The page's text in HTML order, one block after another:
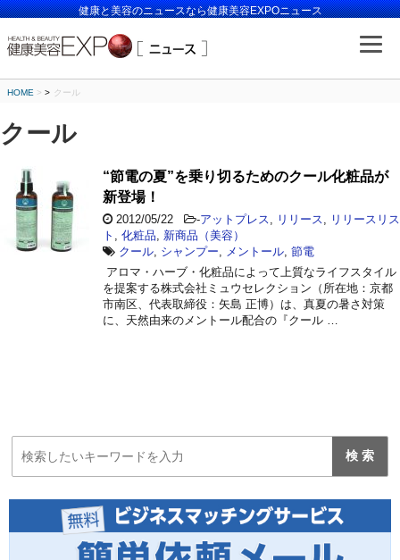
健康と美容のニュースなら健康美容EXPOニュース
HOME > クール
クール
“節電の夏”を乗り切るためのクール化粧品が
新登場！
2012/05/22 -アットプレス リリース
リリースリス
ト
化粧品
新商品（美容）
クール シャンプー メントール 節電
アロマ・ハーブ・化粧品によって上質なライフスタイル
を提案する株式会社ミュウセレクション（所在地：京都
市南区、代表取締役：矢島 正博）は、真夏の暑さ対策
に、天然由来のメントール配合の『クール …